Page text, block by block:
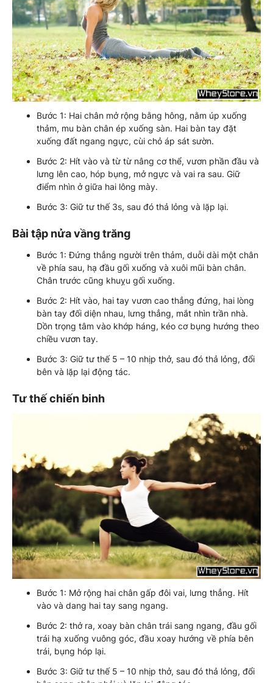
Bước 1: Hai chân mở rộng bằng hông, nằm úp xuống
thảm, mu bàn chân ép xuống sàn. Hai bàn tay đặt
xuống đất ngang ngực, cùi chỏ áp sát sườn.
Bước 2: Hít vào và từ từ nâng cơ thể, vươn phần đầu và
lưng lên cao, hóp bụng, mở ngực và vai ra sau. Giữ
điểm nhìn ở giữa hai lông mày.
Bước 3: Giữ tư thế 3s, sau đó thả lỏng và lặp lại.
Bài tập nửa vầng trăng
Bước 1: Đứng thẳng người trên thảm, duỗi dài một chân
về phía sau, hạ đầu gối xuống và xuôi mũi bàn chân.
Chân trước cũng khuỵu gối xuống.
Bước 2: Hít vào, hai tay vươn cao thẳng đứng, hai lòng
bàn tay đối diện nhau, lưng thẳng, mắt nhìn trần nhà.
Dồn trọng tâm vào khớp háng, kéo cơ bụng hướng theo
chiều vươn tay.
Bước 3: Giữ tư thế 5 – 10 nhịp thở, sau đó thả lỏng, đổi
bên và lặp lại động tác.
Tư thế chiến binh
Bước 1: Mở rộng hai chân gấp đôi vai, lưng thẳng. Hít
vào và dang hai tay sang ngang.
Bước 2: thở ra, xoay bàn chân trái sang ngang, đầu gối
trái hạ xuống vuông góc, đầu xoay hướng về phía bên
trái, bụng hóp lại.
Bước 3: Giữ tư thế 5 – 10 nhịp thở, sau đó thả lỏng, đổi